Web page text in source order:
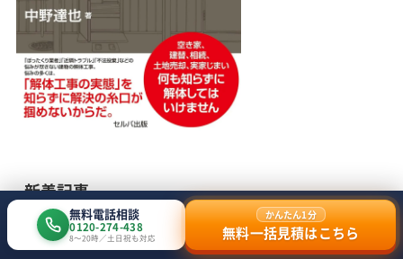
新着記事
解体費用
工場の解体費用はいくら？坪単価・
無料電話相談
0120-274-438
8〜20時／土日祝も対応
かんたん1分
無料一括見積はこちら